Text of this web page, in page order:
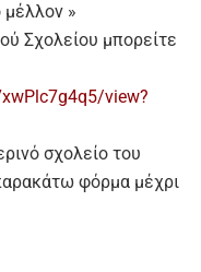
μέλλον »
Σχολείου μπορείτε
view?
σχολείο του
φόρμα μέχρι